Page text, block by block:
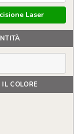
Laser
COLORE